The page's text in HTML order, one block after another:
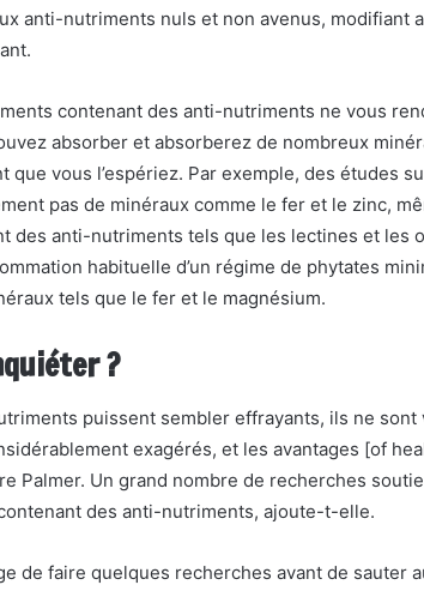
anti-nutriments nuls et non avenus, modifiant
contenant des anti-nutriments ne vous
absorber et absorberez de nombreux
que vous l’espériez. Par exemple, des études
pas de minéraux comme le fer et le zinc,
des anti-nutriments tels que les lectines et les
habituelle d’un régime de phytates
tels que le fer et le magnésium.
?
puissent sembler effrayants, ils ne sont
exagérés, et les avantages [of
Palmer. Un grand nombre de recherches
des anti-nutriments, ajoute-t-elle.
de faire quelques recherches avant de sauter